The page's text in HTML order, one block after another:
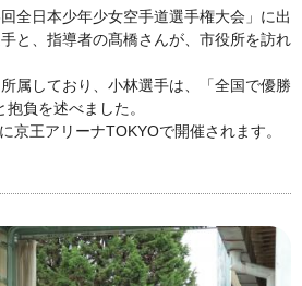
全日本少年少女空手道選手権大会」に出
と、指導者の髙橋さんが、市役所を訪れ
属しており、小林選手は、「全国で優勝
負を述べました。
京王アリーナTOKYOで開催されます。